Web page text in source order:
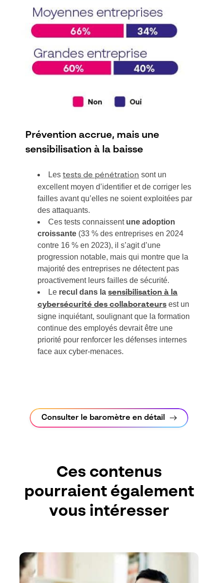
Prévention accrue, mais une
sensibilisation à la baisse
Les tests de pénétration sont un
excellent moyen d’identifier et de corriger les
failles avant qu’elles ne soient exploitées par
des attaquants.
Ces tests connaissent une adoption
croissante (33 % des entreprises en 2024
contre 16 % en 2023), il s’agit d’une
progression notable, mais qui montre que la
majorité des entreprises ne détectent pas
proactivement leurs failles de sécurité.
Le recul dans la sensibilisation à la
cybersécurité des collaborateurs est un
signe inquiétant, soulignant que la formation
continue des employés devrait être une
priorité pour renforcer les défenses internes
face aux cyber-menaces.
Consulter le baromètre en détail
Ces contenus
pourraient également
vous intéresser